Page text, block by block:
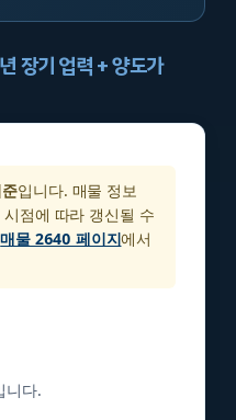
장기 업력 + 양도가
입니다. 매물 정보
시점에 따라 갱신될 수
매물 2640 페이지에서
니다.